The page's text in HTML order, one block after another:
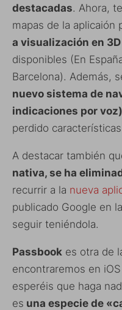
destacadas. Ahora,
mapas de la aplicaión
a visualización en 3D
disponibles (En
Barcelona). Además,
nuevo sistema de
indicaciones por voz)
perdido
A destacar también
nativa, se ha
recurrir a la nueva
publicado Google en
seguir teniéndola.
Passbook es otra de
encontraremos en
esperéis que haga
es una especie de